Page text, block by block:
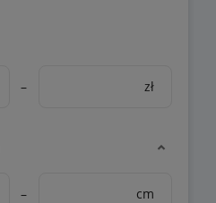
– zł
– cm